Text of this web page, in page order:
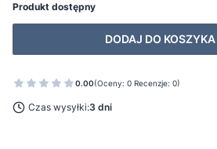
Produkt dostępny
DODAJ DO KOSZYKA
0.00(Oceny: 0 Recenzje: 0)
Czas wysyłki:3 dni